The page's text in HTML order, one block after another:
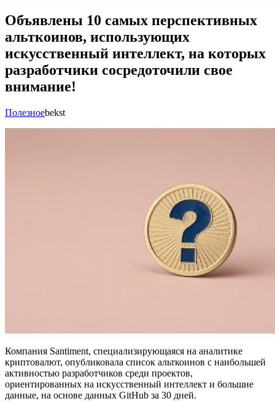
Объявлены 10 самых перспективных
альткоинов, использующих
искусственный интеллект, на которых
разработчики сосредоточили свое
внимание!
Полезноеbekst
Компания Santiment, специализирующаяся на аналитике
криптовалют, опубликовала список альткоинов с наибольшей
активностью разработчиков среди проектов,
ориентированных на искусственный интеллект и большие
данные, на основе данных GitHub за 30 дней.